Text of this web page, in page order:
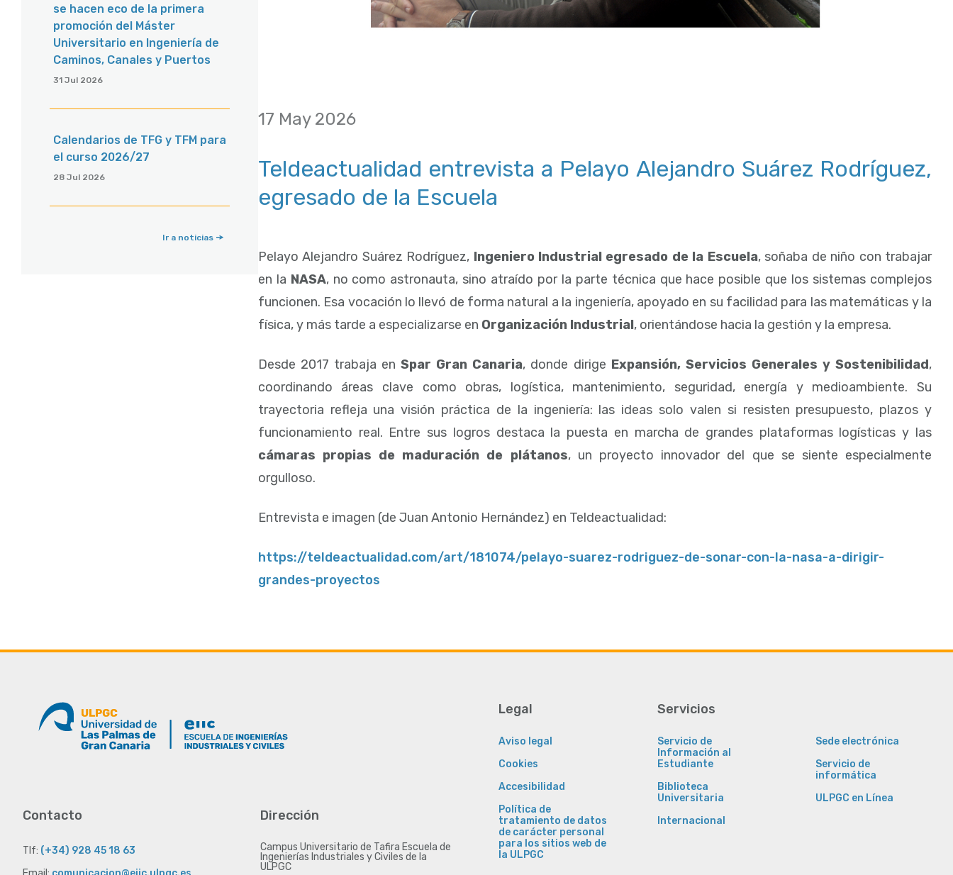
se hacen eco de la primera
promoción del Máster
Universitario en Ingeniería de
Caminos, Canales y Puertos
31 Jul 2026
Calendarios de TFG y TFM para
el curso 2026/27
28 Jul 2026
Ir a noticias
17 May 2026
Teldeactualidad entrevista a Pelayo Alejandro Suárez Rodríguez,
egresado de la Escuela
Pelayo Alejandro Suárez Rodríguez, Ingeniero Industrial egresado de la Escuela, soñaba de niño con trabajar
en la NASA, no como astronauta, sino atraído por la parte técnica que hace posible que los sistemas complejos
funcionen. Esa vocación lo llevó de forma natural a la ingeniería, apoyado en su facilidad para las matemáticas y la
física, y más tarde a especializarse en Organización Industrial, orientándose hacia la gestión y la empresa.
Desde 2017 trabaja enSpar Gran Canaria, donde dirige Expansión, Servicios Generales y Sostenibilidad,
coordinando áreas clave como obras, logística, mantenimiento, seguridad, energía y medioambiente. Su
trayectoria refleja una visión práctica de la ingeniería: las ideas solo valen si resisten presupuesto, plazos y
funcionamiento real. Entre sus logros destaca la puesta en marcha de grandes plataformas logísticas y las
cámaras propias de maduración de plátanos, un proyecto innovador del que se siente especialmente
orgulloso.
Entrevista e imagen (de Juan Antonio Hernández) en Teldeactualidad:
https://teldeactualidad.com/art/181074/pelayo-suarez-rodriguez-de-sonar-con-la-nasa-a-dirigir-
grandes-proyectos
Contacto
Tlf: (+34) 928 45 18 63
Dirección
Campus Universitario de Tafira Escuela de
Ingenierías Industriales y Civiles de la
ULPGC
Legal
Aviso legal
Cookies
Accesibilidad
Política de
tratamiento de datos
de carácter personal
para los sitios web de
la ULPGC
Servicios
Servicio de
Información al
Estudiante
Biblioteca
Universitaria
Internacional
Sede electrónica
Servicio de
informática
ULPGC en Línea